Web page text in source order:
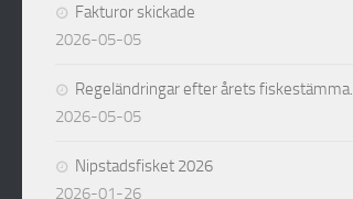
Fakturor skickade
2026-05-05
Regeländringar efter årets fiskestämma.
2026-05-05
Nipstadsfisket 2026
2026-01-26